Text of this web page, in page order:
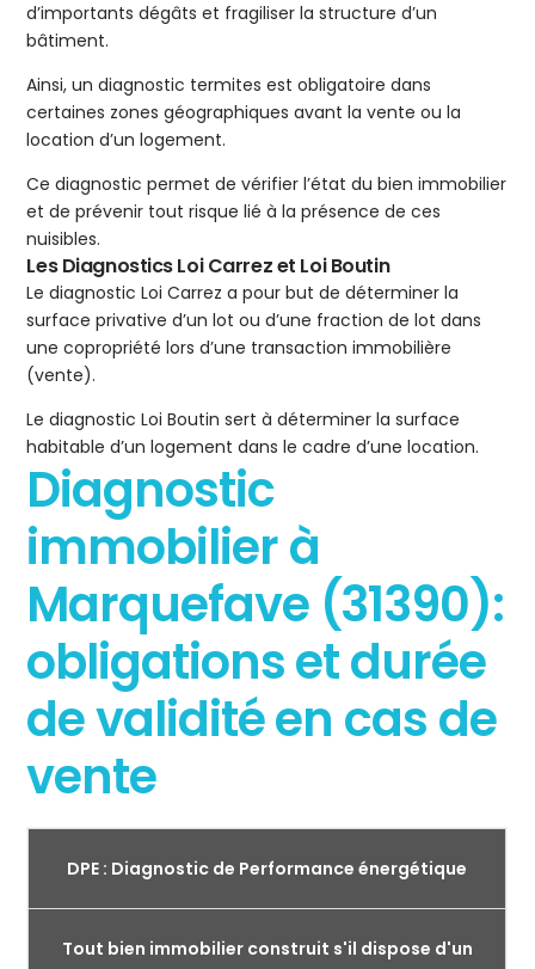
d’importants dégâts et fragiliser la structure d’un
bâtiment.
Ainsi, un diagnostic termites est obligatoire dans
certaines zones géographiques avant la vente ou la
location d’un logement.
Ce diagnostic permet de vérifier l’état du bien immobilier
et de prévenir tout risque lié à la présence de ces
nuisibles.
Les Diagnostics Loi Carrez et Loi Boutin
Le diagnostic Loi Carrez a pour but de déterminer la
surface privative d’un lot ou d’une fraction de lot dans
une copropriété lors d’une transaction immobilière
(vente).
Le diagnostic Loi Boutin sert à déterminer la surface
habitable d’un logement dans le cadre d’une location.
Diagnostic
immobilier à
Marquefave (31390):
obligations et durée
de validité en cas de
vente
DPE : Diagnostic de Performance énergétique
Tout bien immobilier construit s'il dispose d'un